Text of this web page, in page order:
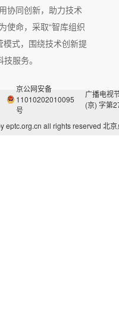
协同创新，助力技术
使命，采取“智库组织
模式，围绕技术创新提
服务。
京公网安备
11010202010095
号
广播电视
(京) 字第
eptc.org.cn all rights reserved 北京